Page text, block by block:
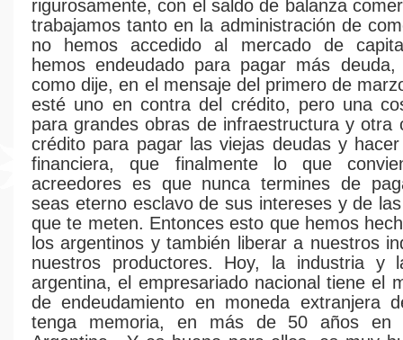
rigurosamente, con el saldo de balanza
trabajamos tanto en la administración de
no hemos accedido al mercado de
hemos endeudado para pagar más
como dije, en el mensaje del primero de
esté uno en contra del crédito, pero una
para grandes obras de infraestructura y otra
crédito para pagar las viejas deudas y
financiera, que finalmente lo que
acreedores es que nunca termines de
seas eterno esclavo de sus intereses y de
que te meten. Entonces esto que hemos
los argentinos y también liberar a nuestros
nuestros productores. Hoy, la industria y
argentina, el empresariado nacional tiene el
de endeudamiento en moneda extranjera
tenga memoria, en más de 50 años en